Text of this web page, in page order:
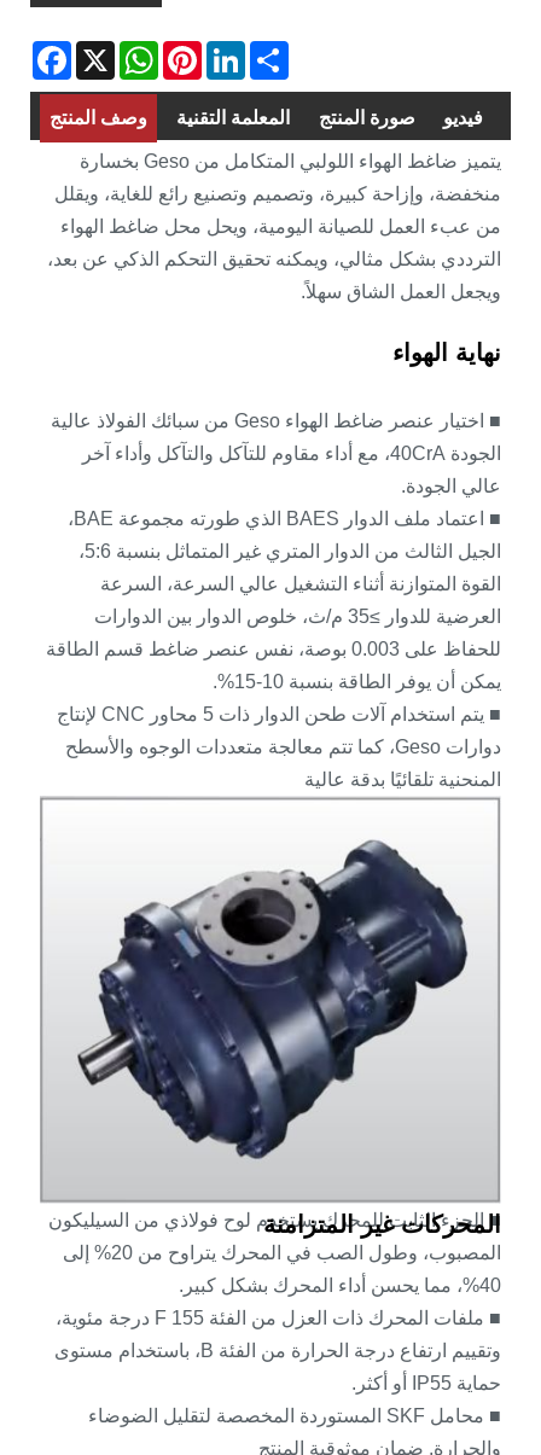
X
WhatsAppPinterestLinkedInShare
وصف المنتج المعلمة التقنية صورة المنتج فيديو
يتميز ضاغط الهواء اللولبي المتكامل من Geso بخسارة
منخفضة، وإزاحة كبيرة، وتصميم وتصنيع رائع للغاية، ويقلل
من عبء العمل للصيانة اليومية، ويحل محل ضاغط الهواء
الترددي بشكل مثالي، ويمكنه تحقيق التحكم الذكي عن بعد،
ويجعل العمل الشاق سهلاً.
نهاية الهواء
■ اختيار عنصر ضاغط الهواء Geso من سبائك الفولاذ عالية
الجودة 40CrA، مع أداء مقاوم للتآكل والتآكل وأداء آخر
عالي الجودة.
■ اعتماد ملف الدوار BAES الذي طورته مجموعة BAE،
الجيل الثالث من الدوار المتري غير المتماثل بنسبة 5:6،
القوة المتوازنة أثناء التشغيل عالي السرعة، السرعة
العرضية للدوار ≥35 م/ث، خلوص الدوار بين الدوارات
للحفاظ على 0.003 بوصة، نفس عنصر ضاغط قسم الطاقة
يمكن أن يوفر الطاقة بنسبة 10-15%.
■ يتم استخدام آلات طحن الدوار ذات 5 محاور CNC لإنتاج
دوارات Geso، كما تتم معالجة متعددات الوجوه والأسطح
المنحنية تلقائيًا بدقة عالية
المحركات غير المتزامنة
■ الجزء الثابت للمحرك يستخدم لوح فولاذي من السيليكون
المصبوب، وطول الصب في المحرك يتراوح من 20% إلى
40%، مما يحسن أداء المحرك بشكل كبير.
■ ملفات المحرك ذات العزل من الفئة F 155 درجة مئوية،
وتقييم ارتفاع درجة الحرارة من الفئة B، باستخدام مستوى
حماية IP55 أو أكثر.
■ محامل SKF المستوردة المخصصة لتقليل الضوضاء
والحرارة. ضمان موثوقية المنتج